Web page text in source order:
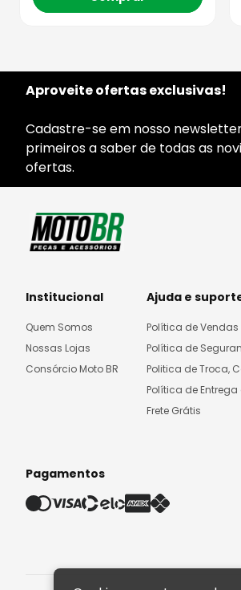
Aproveite ofertas exclusivas!
Cadastre-se em nosso
primeiros a saber de todas as
ofertas.
Institucional
Quem Somos
Nossas Lojas
Consórcio Moto BR
Ajuda e
Política de
Política de
Politica de Troca,
Política de Entrega
Frete Grátis
Pagamentos